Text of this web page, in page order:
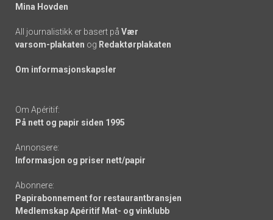
Mina Hovden
All journalistikk er basert på Vær
varsom-plakaten og Redaktørplakaten
Om informasjonskapsler
Om Apéritif:
På nett og papir siden 1995
Annonsere:
Informasjon og priser nett/papir
Abonnere:
Papirabonnement for restaurantbransjen
Medlemskap Apéritif Mat- og vinklubb